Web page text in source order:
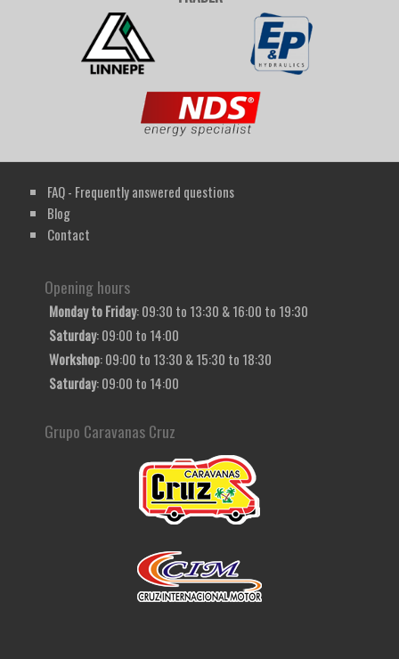
FAQ - Frequently answered questions
Blog
Contact
Opening hours
Monday to Friday: 09:30 to 13:30 & 16:00 to 19:30
Saturday: 09:00 to 14:00
Workshop: 09:00 to 13:30 & 15:30 to 18:30
Saturday: 09:00 to 14:00
Grupo Caravanas Cruz